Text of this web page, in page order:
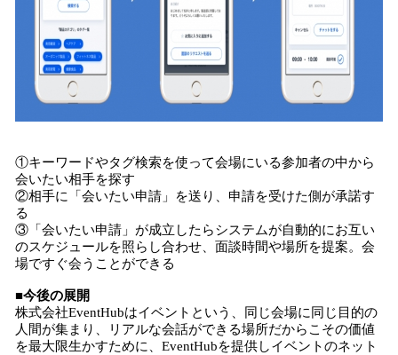
①キーワードやタグ検索を使って会場にいる参加者の中から
会いたい相手を探す
②相手に「会いたい申請」を送り、申請を受けた側が承諾す
る
③「会いたい申請」が成立したらシステムが自動的にお互い
のスケジュールを照らし合わせ、面談時間や場所を提案。会
場ですぐ会うことができる
■今後の展開
株式会社EventHubはイベントという、同じ会場に同じ目的の
人間が集まり、リアルな会話ができる場所だからこその価値
を最大限生かすために、EventHubを提供しイベントのネット